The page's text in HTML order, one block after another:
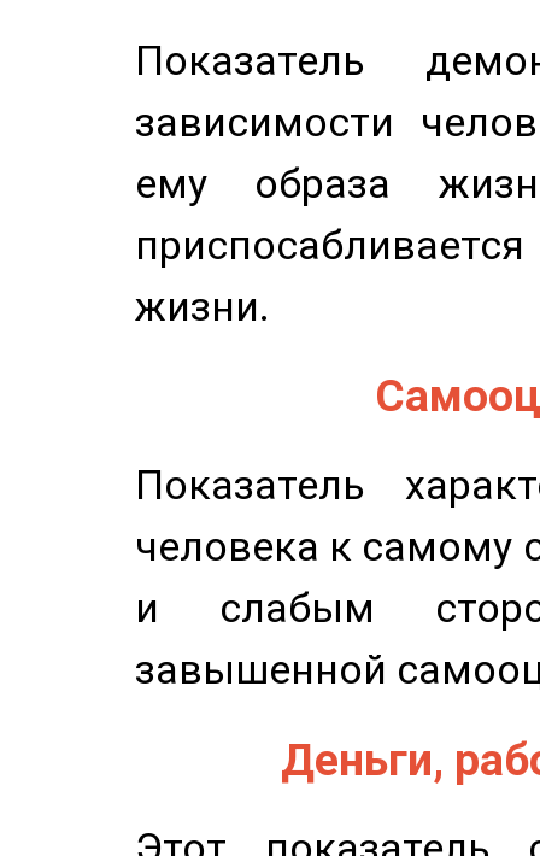
Показатель
зависимости
ему образа
жизни.
Показатель
человека к самому
и слабым
завышенной
Деньги,